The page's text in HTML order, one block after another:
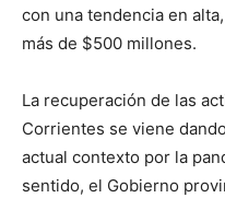
con una tendencia en
más de $500 millones.
La recuperación de las
Corrientes se viene
actual contexto por la
sentido, el Gobierno